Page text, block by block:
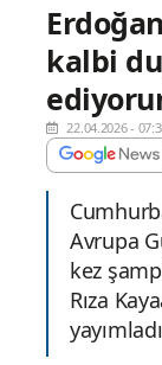
kalbi
22.04.2026 -
Avrupa
kez
Rıza